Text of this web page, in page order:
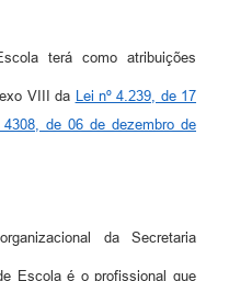
terá como atribuições
VIII da
Lei nº 4.239, de 17
4308, de 06 de dezembro de
da Secretaria
Escola é o profissional que